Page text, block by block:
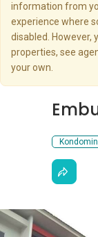
information from
experience where
disabled. However,
properties, see
your own.